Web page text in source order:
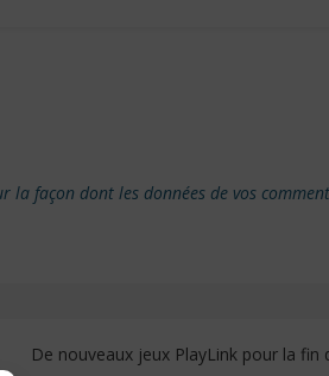
la façon dont les données de vos
De nouveaux jeux PlayLink pour la fin